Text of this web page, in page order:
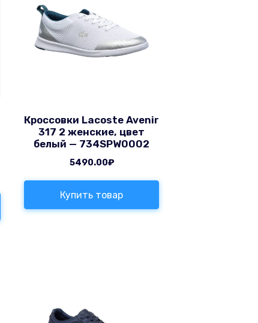
Кроссовки Lacoste Avenir
317 2 женские, цвет
белый — 734SPW0002
5490.00₽
Купить товар